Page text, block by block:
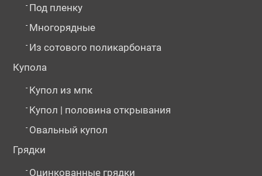
- Под пленку
- Многорядные
- Из сотового поликарбоната
Купола
- Купол из мпк
- Купол | половина открывания
- Овальный купол
Грядки
- Оцинкованные грядки